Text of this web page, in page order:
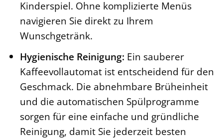
Kinderspiel. Ohne komplizierte Menüs
navigieren Sie direkt zu Ihrem
Wunschgetränk.
Hygienische Reinigung: Ein sauberer
Kaffeevollautomat ist entscheidend für den
Geschmack. Die abnehmbare Brüheinheit
und die automatischen Spülprogramme
sorgen für eine einfache und gründliche
Reinigung, damit Sie jederzeit besten